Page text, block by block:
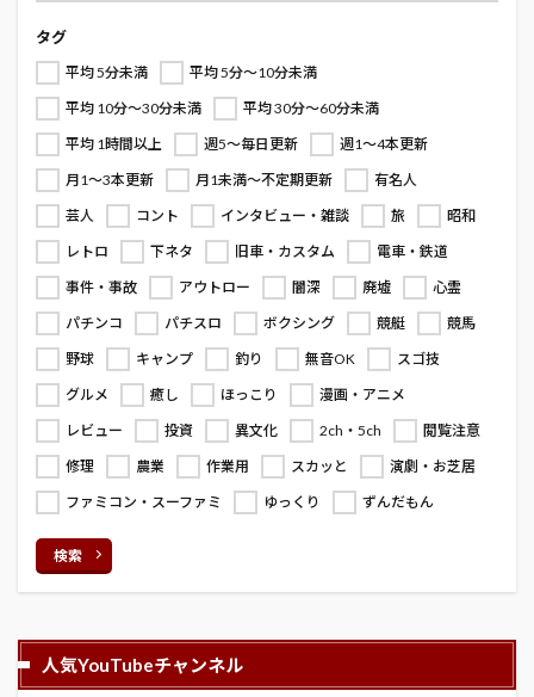
タグ
平均 5分未満
平均 5分～10分未満
平均 10分～30分未満
平均 30分～60分未満
平均 1時間以上
週5～毎日更新
週1～4本更新
月1～3本更新
月1未満～不定期更新
有名人
芸人
コント インタビュー・雑談 旅
昭和
レトロ
下ネタ 旧車・カスタム
電車・鉄道
事件・事故
アウトロー 闇深 廃墟
心霊
パチンコ
パチスロ ボクシング 競艇
競馬
野球
キャンプ 釣り 無音OK
スゴ技
グルメ
癒し ほっこり
漫画・アニメ
レビュー
投資 異文化 2ch・5ch
閲覧注意
修理
農業 作業用 スカッと
演劇・お芝居
ファミコン・スーファミ
ゆっくり ずんだもん
検索
人気YouTubeチャンネル